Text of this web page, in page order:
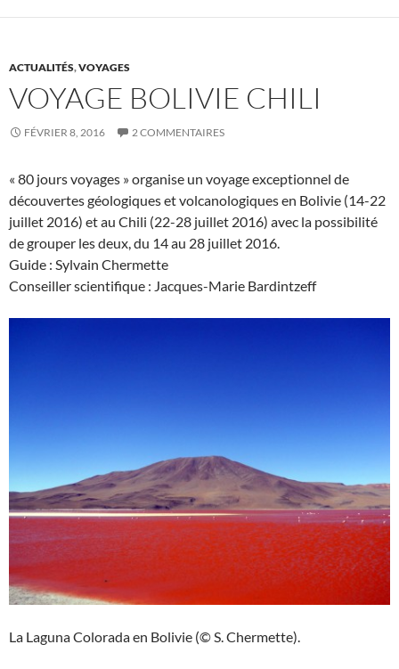
ACTUALITÉS,VOYAGES
VOYAGE BOLIVIE CHILI
FÉVRIER 8, 2016 2 COMMENTAIRES
« 80 jours voyages » organise un voyage exceptionnel de
découvertes géologiques et volcanologiques en Bolivie (14-22
juillet 2016) et au Chili (22-28 juillet 2016) avec la possibilité
de grouper les deux, du 14 au 28 juillet 2016.
Guide : Sylvain Chermette
Conseiller scientifique : Jacques-Marie Bardintzeff
La Laguna Colorada en Bolivie (© S. Chermette).